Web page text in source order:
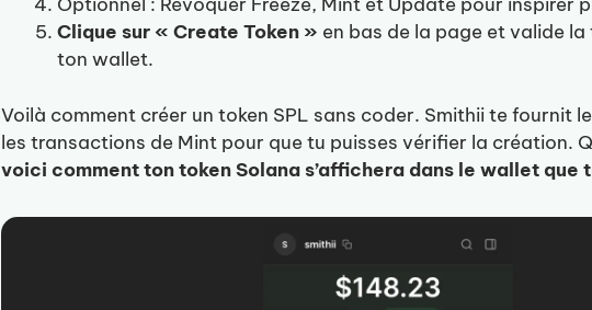
Optionnel : Révoquer Freeze, Mint et Update pour inspirer
Clique sur « Create Token » en bas de la page et valide
ton wallet.
Voilà comment créer un token SPL sans coder. Smithii te fournit
les transactions de Mint pour que tu puisses vérifier la création.
voici comment ton token Solana s’affichera dans le wallet que